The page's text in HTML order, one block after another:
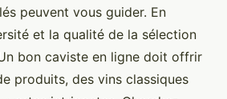
peuvent vous guider. En
et la qualité de la sélection
bon caviste en ligne doit offrir
produits, des vins classiques